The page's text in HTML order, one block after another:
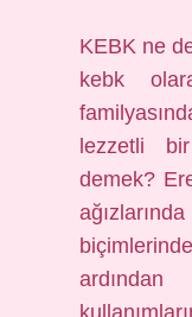
KEBK ne
kebk
lezzetli
demek?